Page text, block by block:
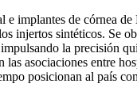
e implantes de córnea
injertos sintéticos. Se
la precisión
asociaciones entre
posicionan al país